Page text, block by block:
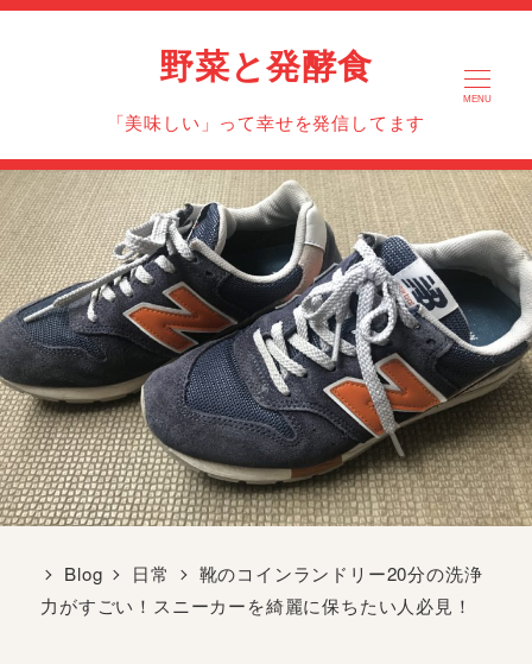
野菜と発酵食
「美味しい」って幸せを発信してます
MENU
Blog 日常
靴のコインランドリー20分の洗浄
力がすごい！スニーカーを綺麗に保ちたい人必見！